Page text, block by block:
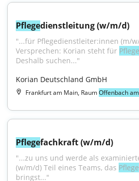
Pflegedienstleitung (w/m/d)
"...für Pflegedienstleiter:innen (m/
Versprechen: Korian steht für Pflege
Deshalb suchen..."
Korian Deutschland GmbH
Frankfurt am Main, RaumOffenbach
Pflegefachkraft (w/m/d)
"...zu uns und werde als
(w/m/d) Teil eines Teams, das Pflege
bringst..."